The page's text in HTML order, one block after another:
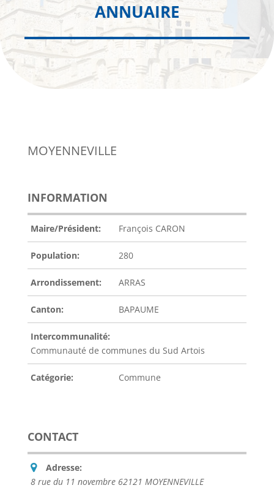
ANNUAIRE
MOYENNEVILLE
INFORMATION
Maire/Président: François CARON
Population: 280
Arrondissement: ARRAS
Canton: BAPAUME
Intercommunalité:
Communauté de communes du Sud Artois
Catégorie: Commune
CONTACT
Adresse:
8 rue du 11 novembre 62121 MOYENNEVILLE